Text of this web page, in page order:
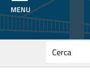
testo
da
cercare
ricerca